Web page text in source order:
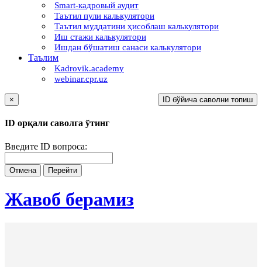
Smart-кадровый аудит
Таътил пули калькулятори
Таътил муддатини ҳисоблаш калькулятори
Иш стажи калькулятори
Ишдан бўшатиш санаси калькулятори
Таълим
Kadrovik.academy
webinar.cpr.uz
ID бўйича саволни топиш
×
ID орқали саволга ўтинг
Введите ID вопроса:
Отмена Перейти
Жавоб берамиз